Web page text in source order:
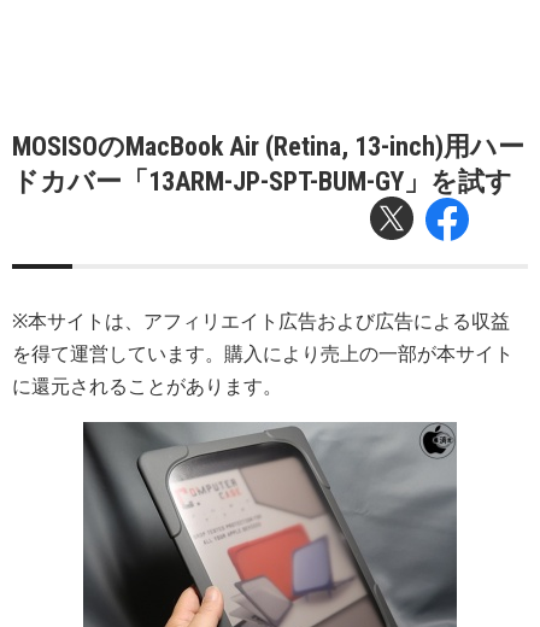
MOSISOのMacBook Air (Retina, 13-inch)用ハー
ドカバー「13ARM-JP-SPT-BUM-GY」を試す
※本サイトは、アフィリエイト広告および広告による収益
を得て運営しています。購入により売上の一部が本サイト
に還元されることがあります。